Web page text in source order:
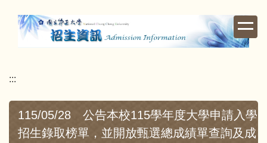
容
:::
115/05/28 公告本校115學年度大學申請入學
招生錄取榜單，並開放甄選總成績單查詢及成